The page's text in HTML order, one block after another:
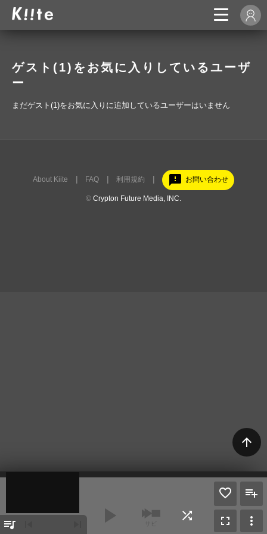
ゲスト(1)をお気に入りしているユーザ
ー
まだゲスト(1)をお気に入りに追加しているユーザーはいません
arrow_upward
About Kiite FAQ 利用規約 feedback お問い合わせ
© Crypton Future Media, INC.
queue_music play_arrow サビ
shuffle fullscreen more_vert